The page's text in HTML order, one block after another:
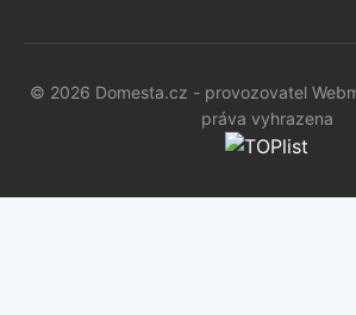
© 2026 Domesta.cz - provozovatel
práva vyhrazena